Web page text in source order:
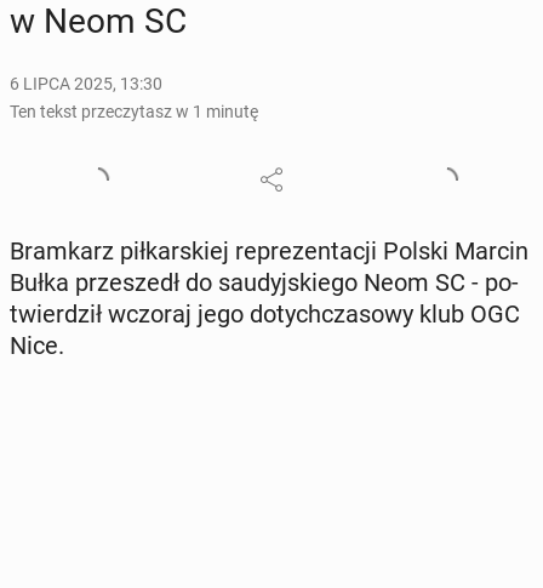
w Neom SC
6 LIPCA 2025, 13:30
Ten tekst przeczytasz w 1 minutę
Bram­karz pił­kar­skiej re­pre­zen­ta­cji Polski Marcin
Bułka prze­szedł do sau­dyj­skie­go Neom SC - po­
twier­dził wczoraj jego do­tych­cza­so­wy klub OGC
Nice.